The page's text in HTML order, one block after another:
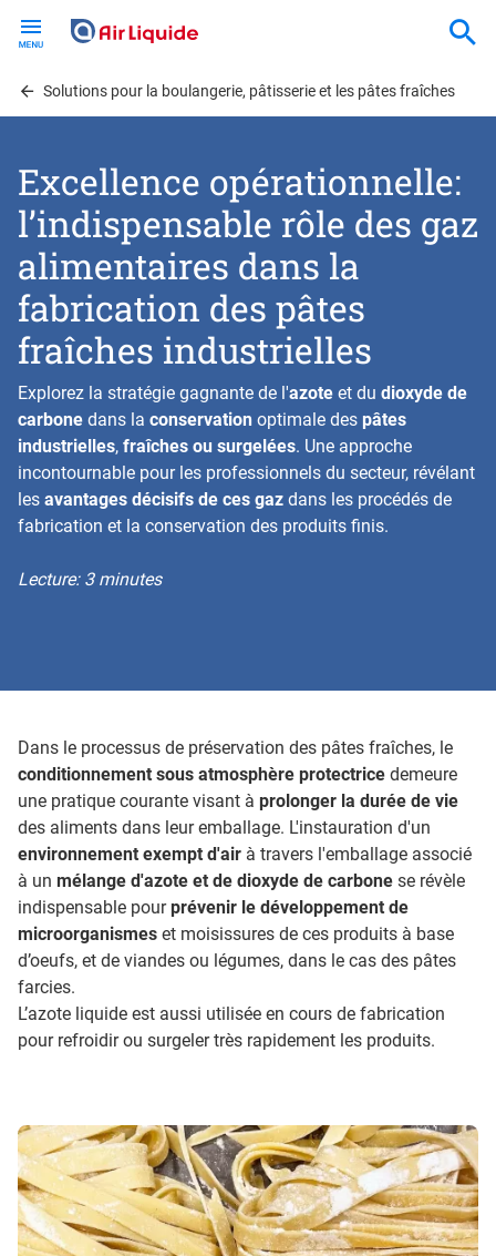
contentSolutions pour la boulangerie, pâtisserie et les pâtes fraîches
Excellence opérationnelle:
l’indispensable rôle des gaz
alimentaires dans la
fabrication des pâtes
fraîches industrielles
Explorez la stratégie gagnante de l'azote et du dioxyde de
carbone dans la conservation optimale des pâtes
industrielles, fraîches ou surgelées. Une approche
incontournable pour les professionnels du secteur, révélant
les avantages décisifs de ces gaz dans les procédés de
fabrication et la conservation des produits finis.
Lecture: 3 minutes
Dans le processus de préservation des pâtes fraîches, le
conditionnement sous atmosphère protectrice demeure
une pratique courante visant à prolonger la durée de vie
des aliments dans leur emballage. L'instauration d'un
environnement exempt d'air à travers l'emballage associé
à un mélange d'azote et de dioxyde de carbone se révèle
indispensable pourprévenir le développement de
microorganismes et moisissures de ces produits à base
d’oeufs, et de viandes ou légumes, dans le cas des pâtes
farcies.
L’azote liquide est aussi utilisée en cours de fabrication
pour refroidir ou surgeler très rapidement les produits.